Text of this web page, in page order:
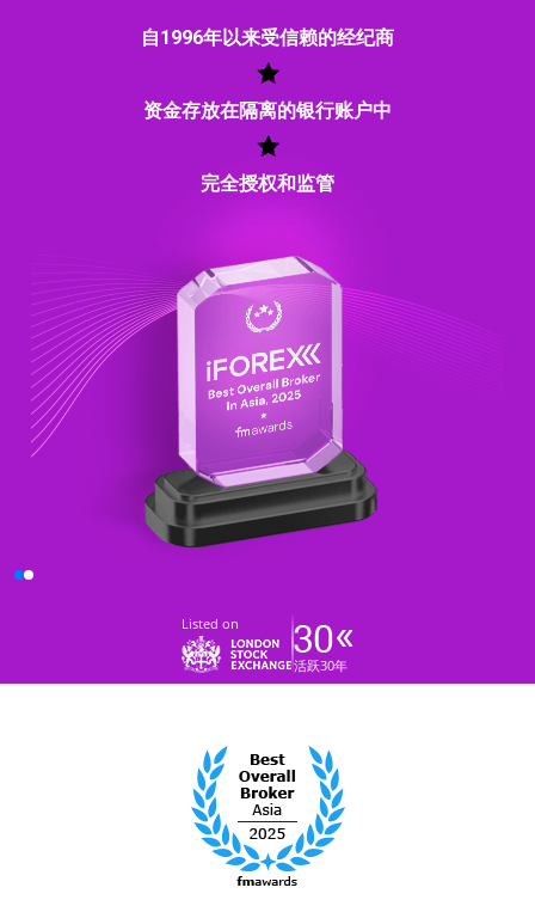
自1996年以来受信赖的经纪商
资金存放在隔离的银行账户中
完全授权和监管
Listed on
活跃30年